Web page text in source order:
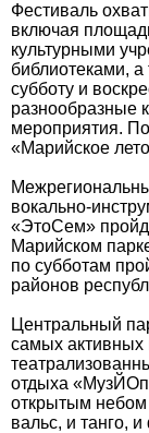
Фестиваль
включая
культурными
библиотеками,
субботу и
разнообразные
мероприятия.
«Марийское
вокально-
«ЭтоСем»
Марийском
по субботам
районов
Центральный
самых активных
отдыха
открытым небом
вальс, и танго, и